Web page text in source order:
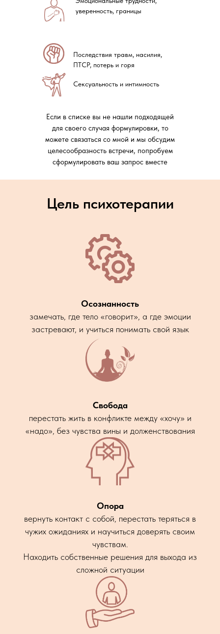
уверенность, границы
Последствия травм, насилия,
ПТСР, потерь и горя
Сексуальность и интимность
Если в списке вы не нашли подходящей
для своего случая формулировки, то
можете связаться со мной и мы обсудим
целесообразность встречи, попробуем
сформулировать ваш запрос вместе
Цель психотерапии
Осознанность
замечать, где тело «говорит», а где эмоции
застревают, и учиться понимать свой язык
Свобода
перестать жить в конфликте между «хочу» и
«надо», без чувства вины и долженствования
Опора
вернуть контакт с собой, перестать теряться в
чужих ожиданиях и научиться доверять своим
чувствам.
Находить собственные решения для выхода из
сложной ситуации